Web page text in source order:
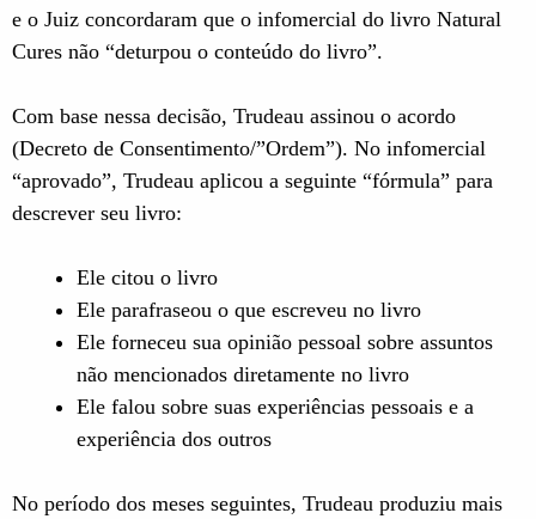
e o Juiz concordaram que o infomercial do livro Natural
Cures não “deturpou o conteúdo do livro”.
Com base nessa decisão, Trudeau assinou o acordo
(Decreto de Consentimento/”Ordem”). No infomercial
“aprovado”, Trudeau aplicou a seguinte “fórmula” para
descrever seu livro:
Ele citou o livro
Ele parafraseou o que escreveu no livro
Ele forneceu sua opinião pessoal sobre assuntos
não mencionados diretamente no livro
Ele falou sobre suas experiências pessoais e a
experiência dos outros
No período dos meses seguintes, Trudeau produziu mais